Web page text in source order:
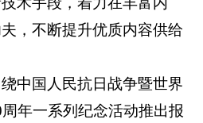
，不断提升优质内容供给
中国人民抗日战争暨世界
年一系列纪念活动推出报